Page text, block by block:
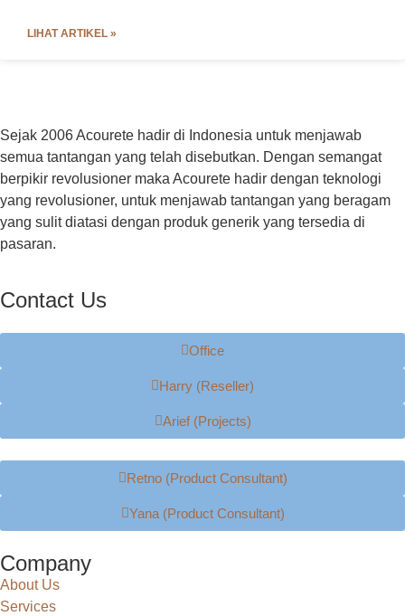
LIHAT ARTIKEL »
Sejak 2006 Acourete hadir di Indonesia untuk menjawab
semua tantangan yang telah disebutkan. Dengan semangat
berpikir revolusioner maka Acourete hadir dengan teknologi
yang revolusioner, untuk menjawab tantangan yang beragam
yang sulit diatasi dengan produk generik yang tersedia di
pasaran.
Contact Us
Office
Harry (Reseller)
Arief (Projects)
Retno (Product Consultant)
Yana (Product Consultant)
Company
About Us
Services